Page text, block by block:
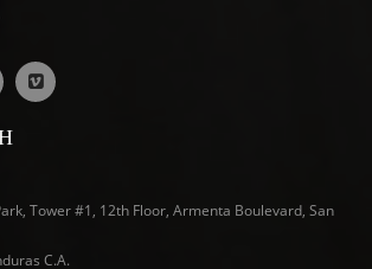
Tower #1, 12th Floor, Armenta Boulevard, San
C.A.